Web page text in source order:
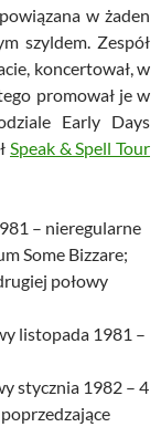
w żaden
szyldem. Zespół
koncertował, w
promował je w
Early Days
Speak & Spell Tour
– nieregularne
Some Bizzare;
połowy
listopada 1981 –
stycznia 1982 – 4